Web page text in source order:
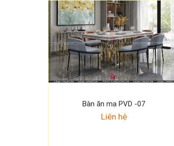
Bàn ăn mạ PVD -07
Liên hệ